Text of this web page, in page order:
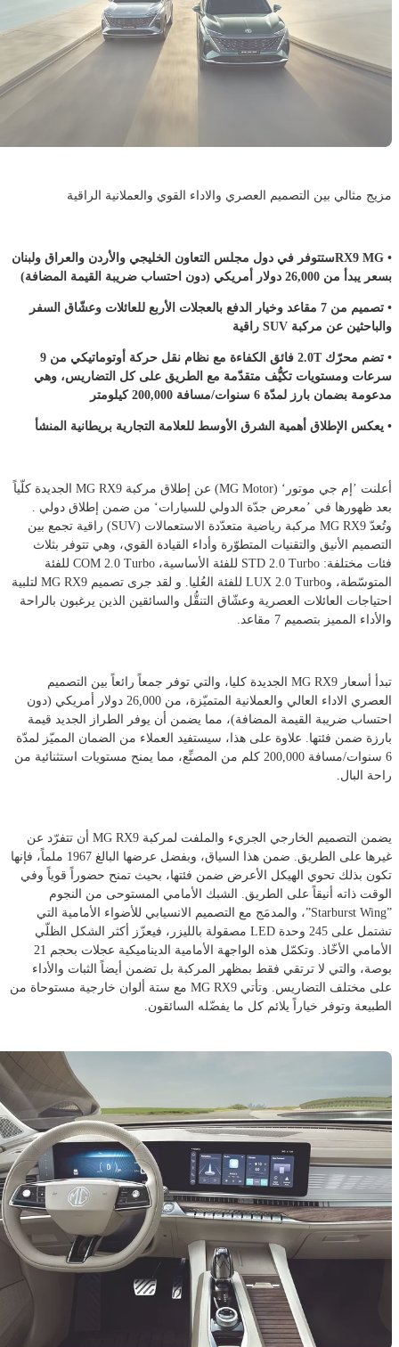
مزيج مثالي بين التصميم العصري والاداء القوي والعملانية الراقية
• RX9 MGستتوفر في دول مجلس التعاون الخليجي والأردن والعراق ولبنان
بسعر يبدأ من 26,000 دولار أمريكي (دون احتساب ضريبة القيمة المضافة)
• تصميم من 7 مقاعد وخيار الدفع بالعجلات الأربع للعائلات وعشّاق السفر
والباحثين عن مركبة SUV راقية
• تضم محرّك 2.0T فائق الكفاءة مع نظام نقل حركة أوتوماتيكي من 9
سرعات ومستويات تكيُّف متقدّمة مع الطريق على كل التضاريس، وهي
مدعومة بضمان بارز لمدّة 6 سنوات/مسافة 200,000 كيلومتر
• يعكس الإطلاق أهمية الشرق الأوسط للعلامة التجارية بريطانية المنشأ
أعلنت ’إم جي موتور‘ (MG Motor) عن إطلاق مركبة MG RX9 الجديدة كلّياً
بعد ظهورها في ’معرض جدّة الدولي للسيارات‘ من ضمن إطلاق دولي .
وتُعدّ MG RX9 مركبة رياضية متعدّدة الاستعمالات (SUV) راقية تجمع بين
التصميم الأنيق والتقنيات المتطوّرة وأداء القيادة القوي، وهي تتوفر بثلاث
فئات مختلفة: STD 2.0 Turbo للفئة الأساسية، COM 2.0 Turbo للفئة
المتوسّطة، وLUX 2.0 Turbo للفئة العُليا. و لقد جرى تصميم MG RX9 لتلبية
احتياجات العائلات العصرية وعشّاق التنقُّل والسائقين الذين يرغبون بالراحة
والأداء المميز بتصميم 7 مقاعد.
تبدأ أسعار MG RX9 الجديدة كليا، والتي توفر جمعاً رائعاً بين التصميم
العصري الاداء العالي والعملانية المتميّزة، من 26,000 دولار أمريكي (دون
احتساب ضريبة القيمة المضافة)، مما يضمن أن يوفر الطراز الجديد قيمة
بارزة ضمن فئتها. علاوة على هذا، سيستفيد العملاء من الضمان المميّز لمدّة
6 سنوات/مسافة 200,000 كلم من المصنِّع، مما يمنح مستويات استثنائية من
راحة البال.
يضمن التصميم الخارجي الجريء والملفت لمركبة MG RX9 أن تتفرّد عن
غيرها على الطريق. ضمن هذا السياق، وبفضل عرضها البالغ 1967 ملماً، فإنها
تكون بذلك تحوي الهيكل الأعرض ضمن فئتها، بحيث تمنح حضوراً قوياً وفي
الوقت ذاته أنيقاً على الطريق. الشبك الأمامي المستوحى من النجوم
”Starburst Wing”، والمدمَج مع التصميم الانسيابي للأضواء الأمامية التي
تشتمل على 245 وحدة LED مصقولة بالليزر، فيعزّز أكثر الشكل الظلّي
الأمامي الأخّاذ. وتكمّل هذه الواجهة الأمامية الديناميكية عجلات بحجم 21
بوصة، والتي لا ترتقي فقط بمظهر المركبة بل تضمن أيضاً الثبات والأداء
على مختلف التضاريس. وتأتي MG RX9 مع ستة ألوان خارجية مستوحاة من
الطبيعة وتوفر خياراً يلائم كل ما يفضّله السائقون.